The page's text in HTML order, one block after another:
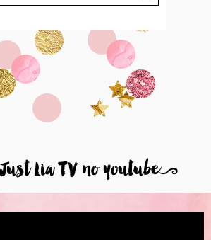
Lia TV no youtube9